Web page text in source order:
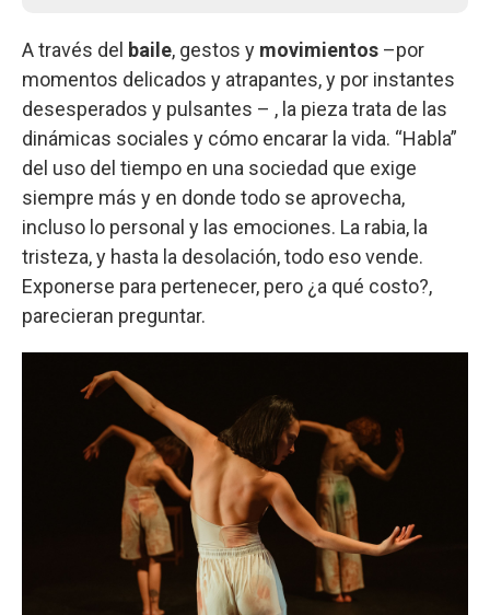
A través del baile, gestos y movimientos –por
momentos delicados y atrapantes, y por instantes
desesperados y pulsantes – , la pieza trata de las
dinámicas sociales y cómo encarar la vida. “Habla”
del uso del tiempo en una sociedad que exige
siempre más y en donde todo se aprovecha,
incluso lo personal y las emociones. La rabia, la
tristeza, y hasta la desolación, todo eso vende.
Exponerse para pertenecer, pero ¿a qué costo?,
parecieran preguntar.